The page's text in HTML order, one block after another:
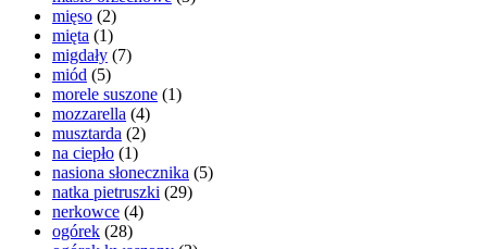
mięso (2)
mięta (1)
migdały (7)
miód (5)
morele suszone (1)
mozzarella (4)
musztarda (2)
na ciepło (1)
nasiona słonecznika (5)
natka pietruszki (29)
nerkowce (4)
ogórek (28)